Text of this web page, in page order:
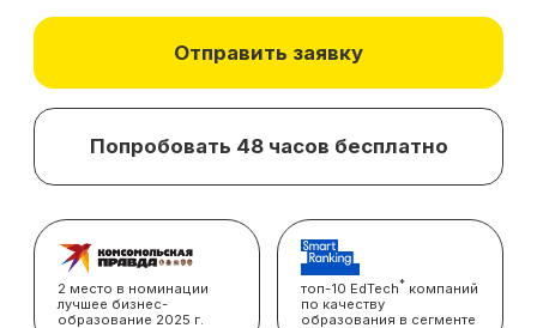
топ-10 EdTech компаний
ДПО в 2021 г.
2 место в номинации
лучшее бизнес-
*Все иностранные термины и названия
на отдельной